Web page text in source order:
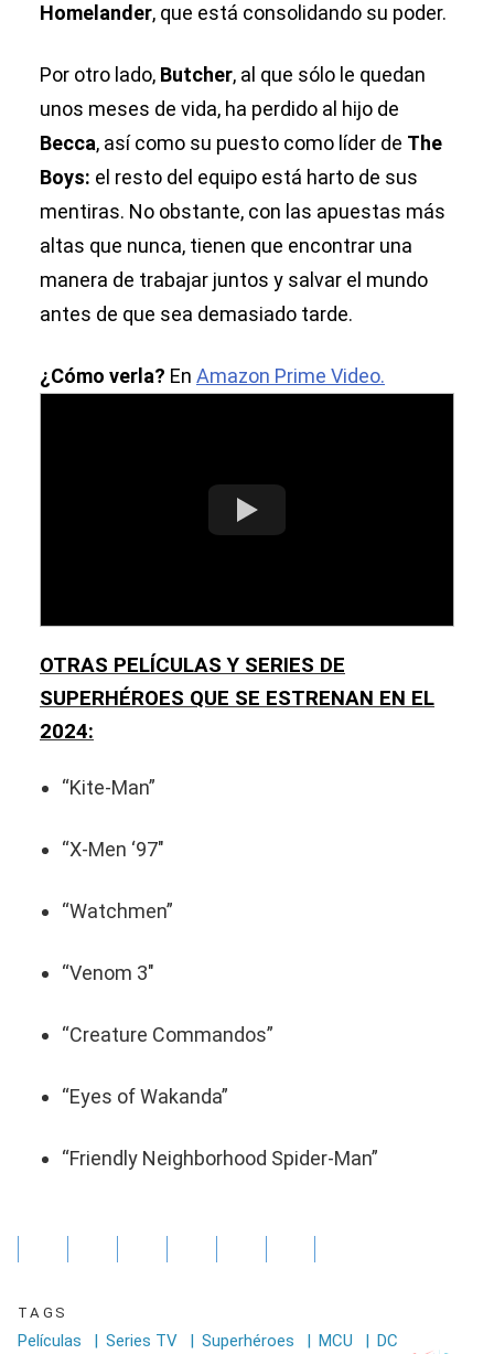
Homelander, que está consolidando su poder.
Por otro lado, Butcher, al que sólo le quedan
unos meses de vida, ha perdido al hijo de
Becca, así como su puesto como líder de The
Boys: el resto del equipo está harto de sus
mentiras. No obstante, con las apuestas más
altas que nunca, tienen que encontrar una
manera de trabajar juntos y salvar el mundo
antes de que sea demasiado tarde.
¿Cómo verla? En Amazon Prime Video.
OTRAS PELÍCULAS Y SERIES DE
SUPERHÉROES QUE SE ESTRENAN EN EL
2024:
“Kite-Man”
“X-Men ‘97″
“Watchmen”
“Venom 3″
“Creature Commandos”
“Eyes of Wakanda”
“Friendly Neighborhood Spider-Man”
TAGS
Películas | Series TV | Superhéroes | MCU | DC